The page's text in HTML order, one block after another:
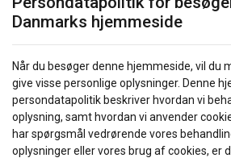
Danmarks hjemmeside
Når du besøger denne hjemmeside, vil du
give visse personlige oplysninger. Denne
persondatapolitik beskriver hvordan vi
oplysning, samt hvordan vi anvender
har spørgsmål vedrørende vores
oplysninger eller vores brug af cookies, er